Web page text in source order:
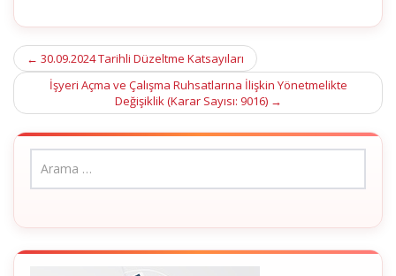
Post
navigation
← 30.09.2024 Tarihli Düzeltme Katsayıları
İşyeri Açma ve Çalışma Ruhsatlarına İlişkin Yönetmelikte
Değişiklik (Karar Sayısı: 9016) →